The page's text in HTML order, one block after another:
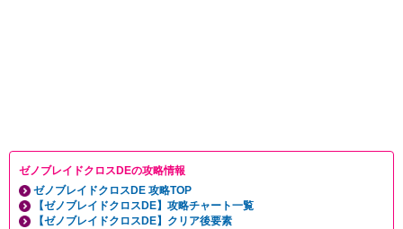
ゼノブレイドクロスDEの攻略情報
ゼノブレイドクロスDE 攻略TOP
【ゼノブレイドクロスDE】攻略チャート一覧
【ゼノブレイドクロスDE】クリア後要素